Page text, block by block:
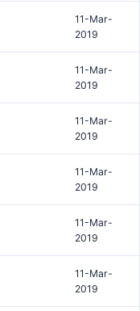
11-Mar-
2019
11-Mar-
2019
11-Mar-
2019
11-Mar-
2019
11-Mar-
2019
11-Mar-
2019